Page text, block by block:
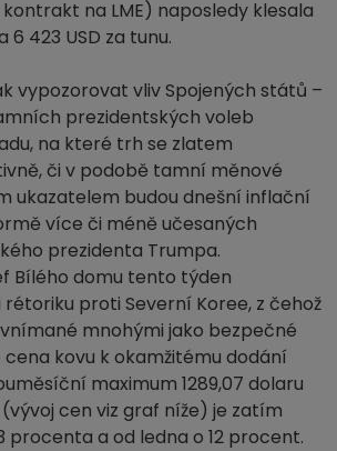
na LME) naposledy klesala
423 USD za tunu.
vypozorovat vliv Spojených států –
prezidentských voleb
na které trh se zlatem
či v podobě tamní měnové
ukazatelem budou dnešní inflační
více či méně učesaných
prezidenta Trumpa.
Bílého domu tento týden
proti Severní Koree, z čehož
mnohými jako bezpečné
cena kovu k okamžitému dodání
maximum 1289,07 dolaru
cen viz graf níže) je zatím
procenta a od ledna o 12 procent.